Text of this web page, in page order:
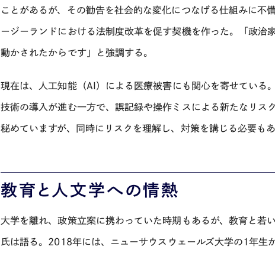
ことがあるが、その勧告を社会的な変化につなげる仕組みに不
ージーランドにおける法制度改革を促す契機を作った。「政治
動かされたからです」と強調する。
現在は、人工知能（AI）による医療被害にも関心を寄せている
技術の導入が進む一方で、誤記録や操作ミスによる新たなリス
秘めていますが、同時にリスクを理解し、対策を講じる必要も
教育と人文学への情熱
大学を離れ、政策立案に携わっていた時期もあるが、教育と若
氏は語る。2018年には、ニューサウスウェールズ大学の1年